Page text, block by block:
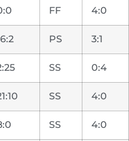
FF 4:0
PS 3:1
SS 0:4
SS 4:0
SS 4:0